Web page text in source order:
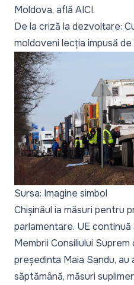
Moldova, află AICI.
De la criză la dezvoltare:
moldoveni lecția impusă
Sursa: Imagine simbol
Chișinăul ia măsuri pentru
parlamentare. UE continuă
Membrii Consiliului
președinta Maia Sandu, au
săptămână, măsuri